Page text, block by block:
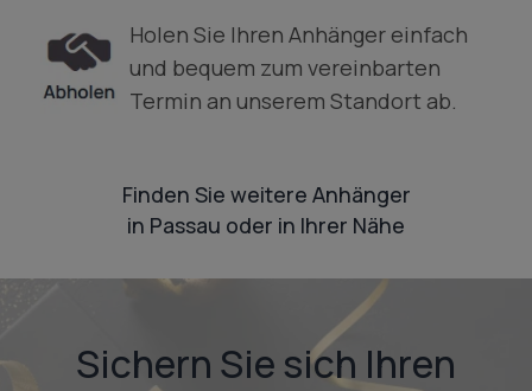
Holen Sie Ihren Anhänger einfach
und bequem zum vereinbarten
Termin an unserem Standort ab.
Finden Sie weitere Anhänger
in Passau oder in Ihrer Nähe
Sichern Sie sich Ihren